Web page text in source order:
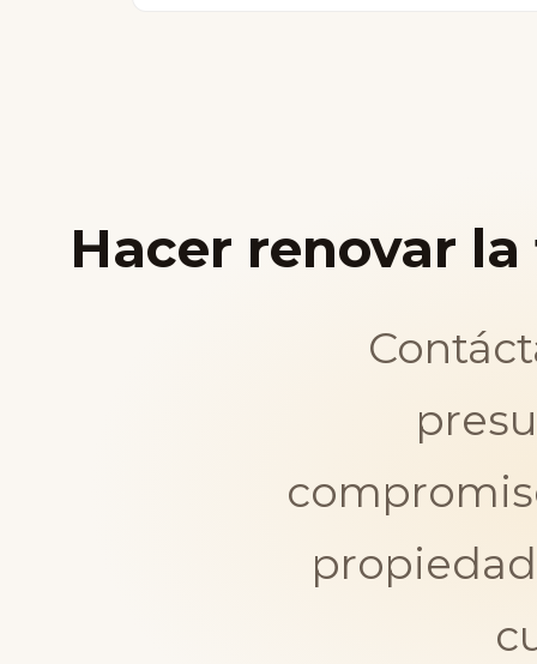
Hacer renovar